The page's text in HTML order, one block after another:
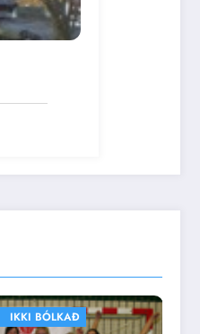
HORNBLÁSTUR IKKI BÓLKAÐ